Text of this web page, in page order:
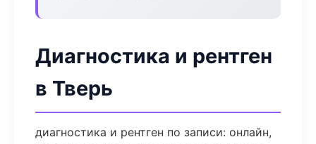
Диагностика и рентген
в Тверь
диагностика и рентген по записи: онлайн,